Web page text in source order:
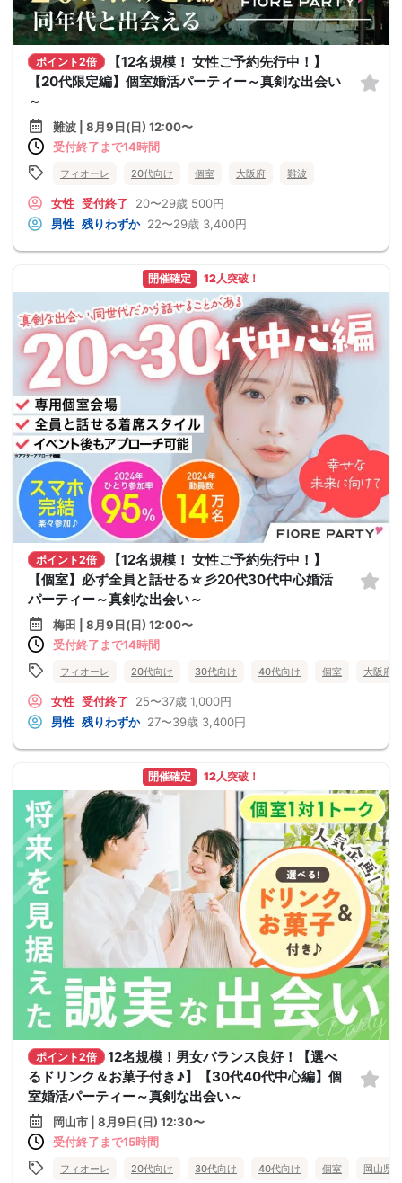
ポイント2倍
【12名規模！ 女性ご予約先行中！】
【20代限定編】個室婚活パーティー～真剣な出会い
～
難波 | 8月9日(日) 12:00〜
受付終了まで14時間
フィオーレ 20代向け 個室 大阪府 難波
女性 受付終了 20〜29歳 500円
男性 残りわずか 22〜29歳 3,400円
開催確定 12人突破！
ポイント2倍
【12名規模！ 女性ご予約先行中！】
【個室】必ず全員と話せる☆彡20代30代中心婚活
パーティー～真剣な出会い～
梅田 | 8月9日(日) 12:00〜
受付終了まで14時間
フィオーレ 20代向け 30代向け 40代向け 個室 大阪府
女性 受付終了 25〜37歳 1,000円
男性 残りわずか 27〜39歳 3,400円
開催確定 12人突破！
ポイント2倍
12名規模！男女バランス良好！【選べ
るドリンク＆お菓子付き♪】【30代40代中心編】個
室婚活パーティー～真剣な出会い～
岡山市 | 8月9日(日) 12:30〜
受付終了まで15時間
フィオーレ 20代向け 30代向け 40代向け 個室 岡山県